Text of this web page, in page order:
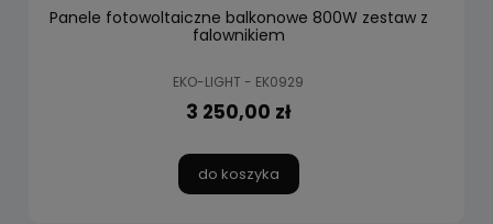
Panele fotowoltaiczne balkonowe 800W zestaw z
falownikiem
EKO-LIGHT - EK0929
3 250,00 zł
do koszyka